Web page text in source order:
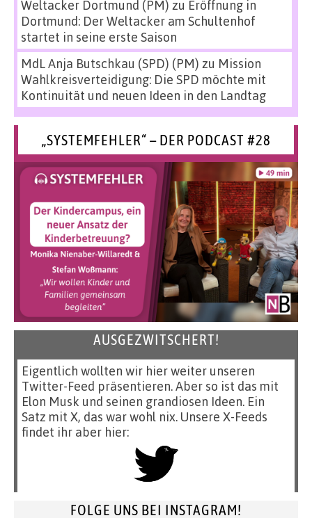
Weltacker Dortmund (PM) zu Eröffnung in
Dortmund: Der Weltacker am Schultenhof
startet in seine erste Saison
MdL Anja Butschkau (SPD) (PM) zu Mission
Wahlkreisverteidigung: Die SPD möchte mit
Kontinuität und neuen Ideen in den Landtag
„SYSTEMFEHLER“ – DER PODCAST #28
AUSGEZWITSCHERT!
Eigentlich wollten wir hier weiter unseren
Twitter-Feed präsentieren. Aber so ist das mit
Elon Musk und seinen grandiosen Ideen. Ein
Satz mit X, das war wohl nix. Unsere X-Feeds
findet ihr aber hier:
FOLGE UNS BEI INSTAGRAM!